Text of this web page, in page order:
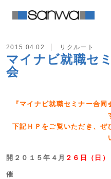
2015.04.02 リクルート
マイナビ就職セ
会
『マイナビ就職セミナー合
下記ＨＰをご覧いただき、ぜ
開
催
２０１５年４月 ２６日（日）